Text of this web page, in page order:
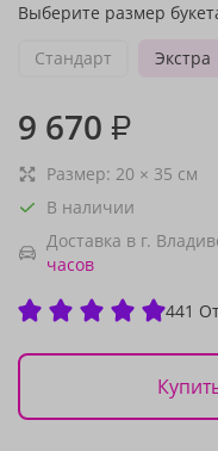
Выберите размер
Стандарт
Экстра
9 670 ₽
Размер: 20 × 35 см
В наличии
Доставка в г.
часов
441